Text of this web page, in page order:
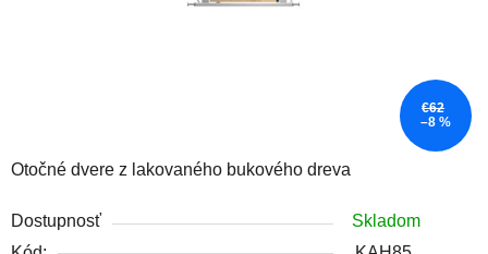
Otočné dvere z lakovaného bukového dreva
Dostupnosť
Skladom
€62
–8 %